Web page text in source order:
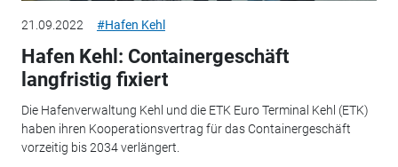
21.09.2022 #Hafen Kehl
Hafen Kehl: Containergeschäft
langfristig fixiert
Die Hafenverwaltung Kehl und die ETK Euro Terminal Kehl (ETK)
haben ihren Kooperationsvertrag für das Containergeschäft
vorzeitig bis 2034 verlängert.